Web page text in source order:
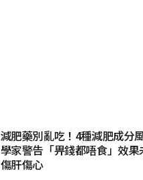
減肥藥別亂吃！4種減肥成分
學家警告「畀錢都唔食」效
傷肝傷心